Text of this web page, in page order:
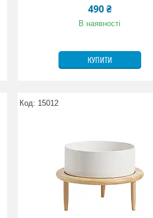
490 ₴
В наявності
КУПИТИ
15012